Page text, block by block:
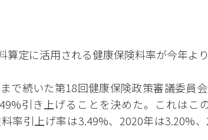
算定に活用される健康保険料率が今年よ
で続いた第18回健康保険政策審議委員
引き上げることを決めた。これはこ
率引上げ率は3.49%、2020年は3.20%